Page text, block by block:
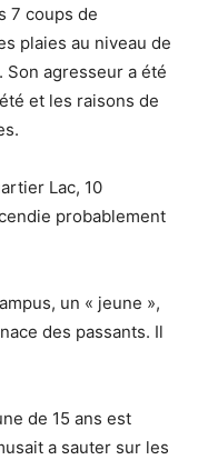
7 coups de
plaies au niveau de
Son agresseur a été
et les raisons de
Lac, 10
probablement
un « jeune »,
des passants. Il
de 15 ans est
a sauter sur les